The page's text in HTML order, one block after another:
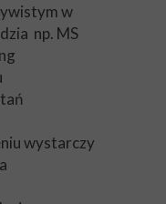
w
np. MS
wystarczy